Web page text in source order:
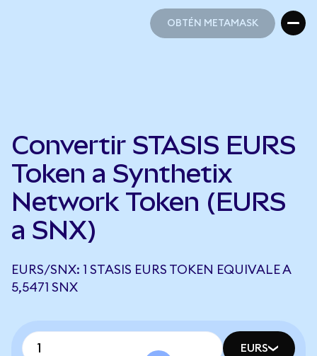
OBTÉN METAMASK
Convertir STASIS EURS
Token a Synthetix
Network Token (EURS
a SNX)
EURS/SNX: 1 STASIS EURS TOKEN EQUIVALE A
5,5471 SNX
EURS